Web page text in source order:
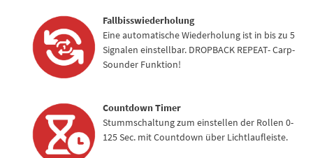
Fallbisswiederholung
Eine automatische Wiederholung ist in bis zu 5
Signalen einstellbar. DROPBACK REPEAT- Carp-
Sounder Funktion!
Countdown Timer
Stummschaltung zum einstellen der Rollen 0-
125 Sec. mit Countdown über Lichtlaufleiste.